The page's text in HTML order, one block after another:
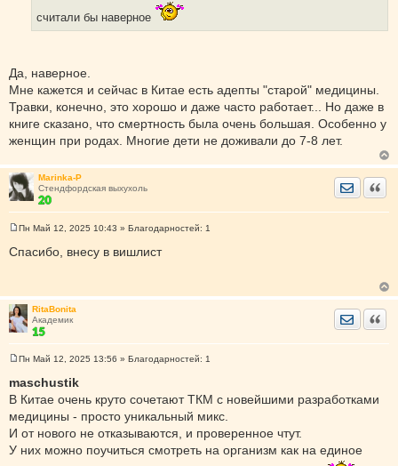
считали бы наверное
Да, наверное.
Мне кажется и сейчас в Китае есть адепты "старой" медицины.
Травки, конечно, это хорошо и даже часто работает... Но даже в
книге сказано, что смертность была очень большая. Особенно у
женщин при родах. Многие дети не доживали до 7-8 лет.
Marinka-P
Стендфордская выхухоль
о
н
и
е
Пн Май 12, 2025 10:43 » Благодарностей: 1
Спасибо, внесу в вишлист
RitaBonita
Академик
о
б
е
н
е
Пн Май 12, 2025 13:56 » Благодарностей: 1
maschustik
В Китае очень круто сочетают ТКМ с новейшими разработками
медицины - просто уникальный микс.
И от нового не отказываются, и проверенное чтут.
У них можно поучиться смотреть на организм как на единое